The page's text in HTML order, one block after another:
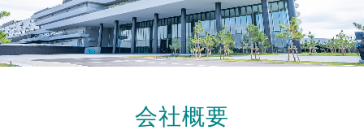
会社概要